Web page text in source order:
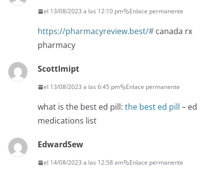
el 13/08/2023 a las 12:10 pm Enlace permanente
https://pharmacyreview.best/# canada rx
pharmacy
ScottImipt
el 13/08/2023 a las 6:45 pm Enlace permanente
what is the best ed pill: the best ed pill – ed
medications list
EdwardSew
el 14/08/2023 a las 12:58 am Enlace permanente